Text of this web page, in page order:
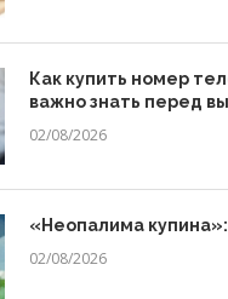
Как купить номер
важно знать перед
02/08/2026
«Неопалима
02/08/2026